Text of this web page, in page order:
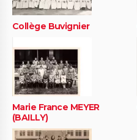
Collège Buvignier
Marie France MEYER
(BAILLY)